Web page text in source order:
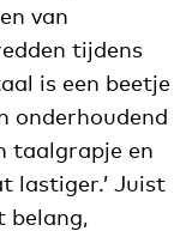
van
tijdens
is een beetje
onderhoudend
taalgrapje en
lastiger.’ Juist
belang,